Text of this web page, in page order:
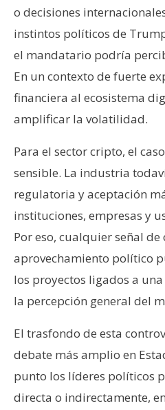
o decisiones
instintos políticos de
el mandatario podría
En un contexto de fuerte
financiera al ecosistema
amplificar la volatilidad.
Para el sector cripto, el
sensible. La industria
regulatoria y aceptación
instituciones, empresas y
Por eso, cualquier señal
aprovechamiento político
los proyectos ligados a
la percepción general del
El trasfondo de esta
debate más amplio en
punto los líderes políticos
directa o indirectamente,